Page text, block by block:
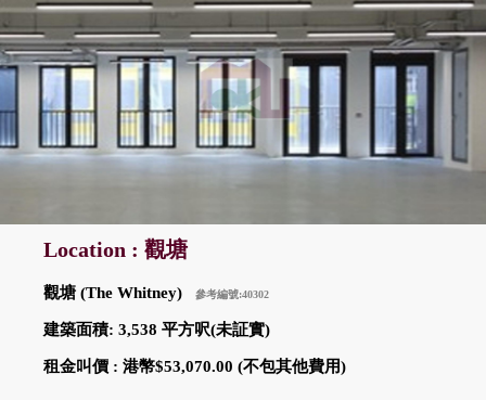
Location : 觀塘
觀塘 (The Whitney) 參考編號:40302
建築面積: 3,538 平方呎(未証實)
租金叫價 : 港幣$53,070.00 (不包其他費用)